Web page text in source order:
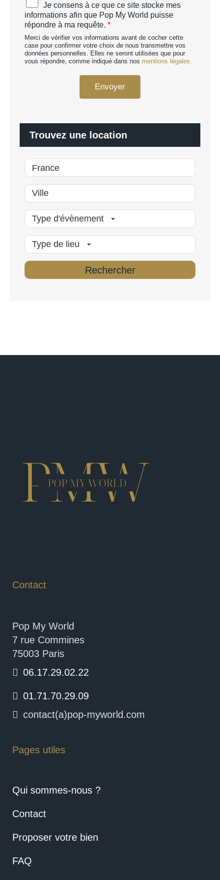
H
A
p
e
r
s
o
s
c
c
o
r
d
R
Je consens à ce que ce site stocke mes
informations afin que Pop My World puisse
répondre à ma requête. *
Merci de vérifier vos informations avant de cocher cette
case pour confirmer votre choix de nous transmettre vos
données personnelles. Elles ne seront utilisées que pour
vous répondre, comme indiqué dans nos mentions légales.
Envoyer
Trouvez une location
Type d'évènement
Type de lieu
Contact
Pop My World
7 rue Commines
75003 Paris
06.17.29.02.22
01.71.70.29.09
contact(a)pop-myworld.com
Pages utiles
Qui sommes-nous ?
Contact
Proposer votre bien
FAQ